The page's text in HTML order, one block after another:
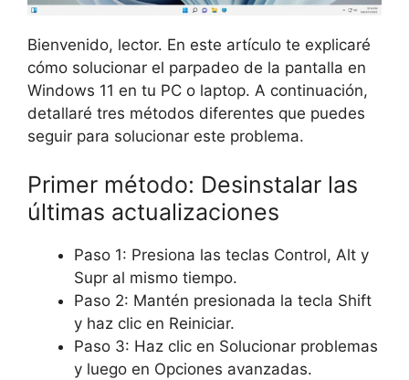
Bienvenido, lector. En este artículo te explicaré
cómo solucionar el parpadeo de la pantalla en
Windows 11 en tu PC o laptop. A continuación,
detallaré tres métodos diferentes que puedes
seguir para solucionar este problema.
Primer método: Desinstalar las
últimas actualizaciones
Paso 1: Presiona las teclas Control, Alt y
Supr al mismo tiempo.
Paso 2: Mantén presionada la tecla Shift
y haz clic en Reiniciar.
Paso 3: Haz clic en Solucionar problemas
y luego en Opciones avanzadas.